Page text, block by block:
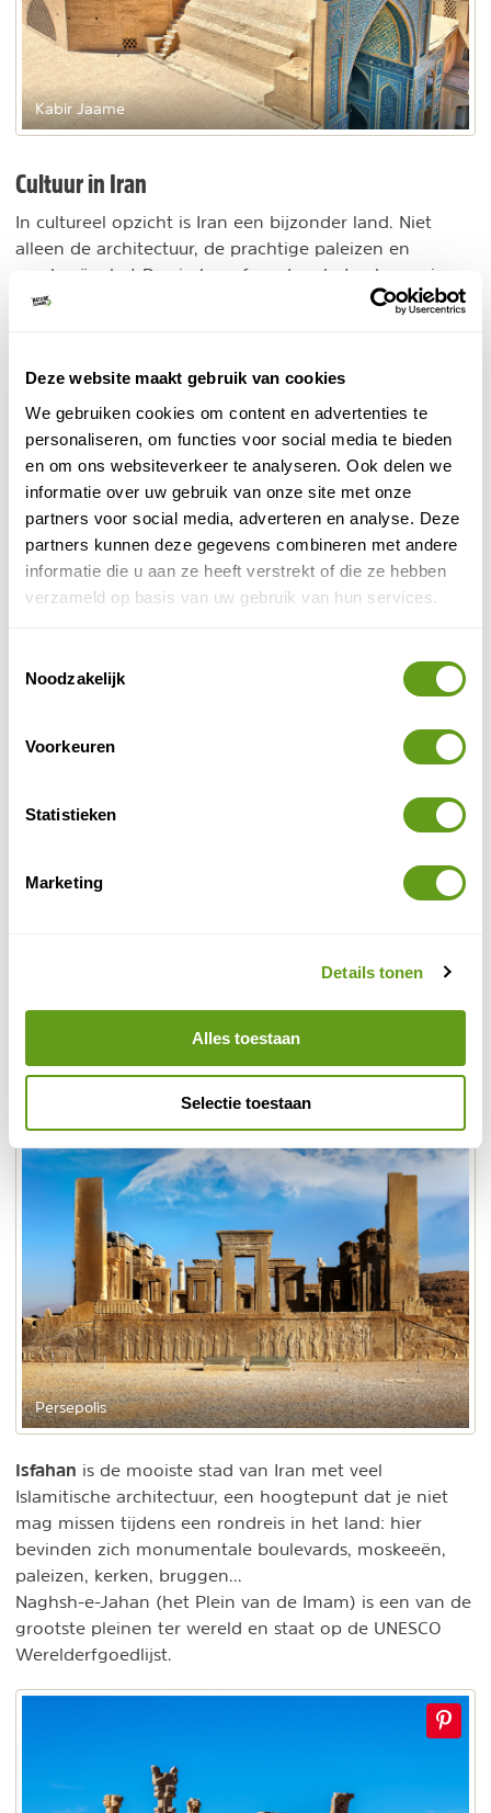
Deze website maakt gebruik van cookies
We gebruiken cookies om content en advertenties te
personaliseren, om functies voor social media te bieden
en om ons websiteverkeer te analyseren. Ook delen we
informatie over uw gebruik van onze site met onze
partners voor social media, adverteren en analyse. Deze
partners kunnen deze gegevens combineren met andere
informatie die u aan ze heeft verstrekt of die ze hebben
verzameld op basis van uw gebruik van hun services.
Noodzakelijk
Voorkeuren
Statistieken
Marketing
Details tonen
Alles toestaan
Selectie toestaan
Kabir Jaame
Cultuur in Iran
In cultureel opzicht is Iran een bijzonder land. Niet
alleen de architectuur, de prachtige paleizen en
moskeeën, het Perzische erfgoed en het vele overige
cultureel erfgoed daterend uit 3000 jaren
Culturele bezienswaardigheden Iran
In de hoofdstadTeheranvind je vele historische
gebouwen. Iets meer naar het oosten, inDamghan,
bevinden zich andere bezienswaardigheden,
waaronder de oudste Arabische moskee van Perzië.
InGorgan, bij de grens met Turkmenistan, staat een
Mongoolse graftoren: Gonbad e Kavus. Bezoek tevens
de Alexanderdam, die Alexander de Grote liet bouwen
In Bastam
bevindt zich een zeer oud
Breng een bezoek aan de woestijnstad
in het
midden van Iran: bezoek de Towers of Silence (een
begraafplaats van de Zoroasters), een vuurtempel, een
prachtige moskee, de windtoren van het
In het zuiden van Iran bevindt zich dan weer de mooie
Persepolis
Isfahan is de mooiste stad van Iran met veel
Islamitische architectuur, een hoogtepunt dat je niet
mag missen tijdens een rondreis in het land: hier
bevinden zich monumentale boulevards, moskeeën,
paleizen, kerken, bruggen...
Naghsh-e-Jahan (het Plein van de Imam) is een van de
grootste pleinen ter wereld en staat op de UNESCO
Werelderfgoedlijst.